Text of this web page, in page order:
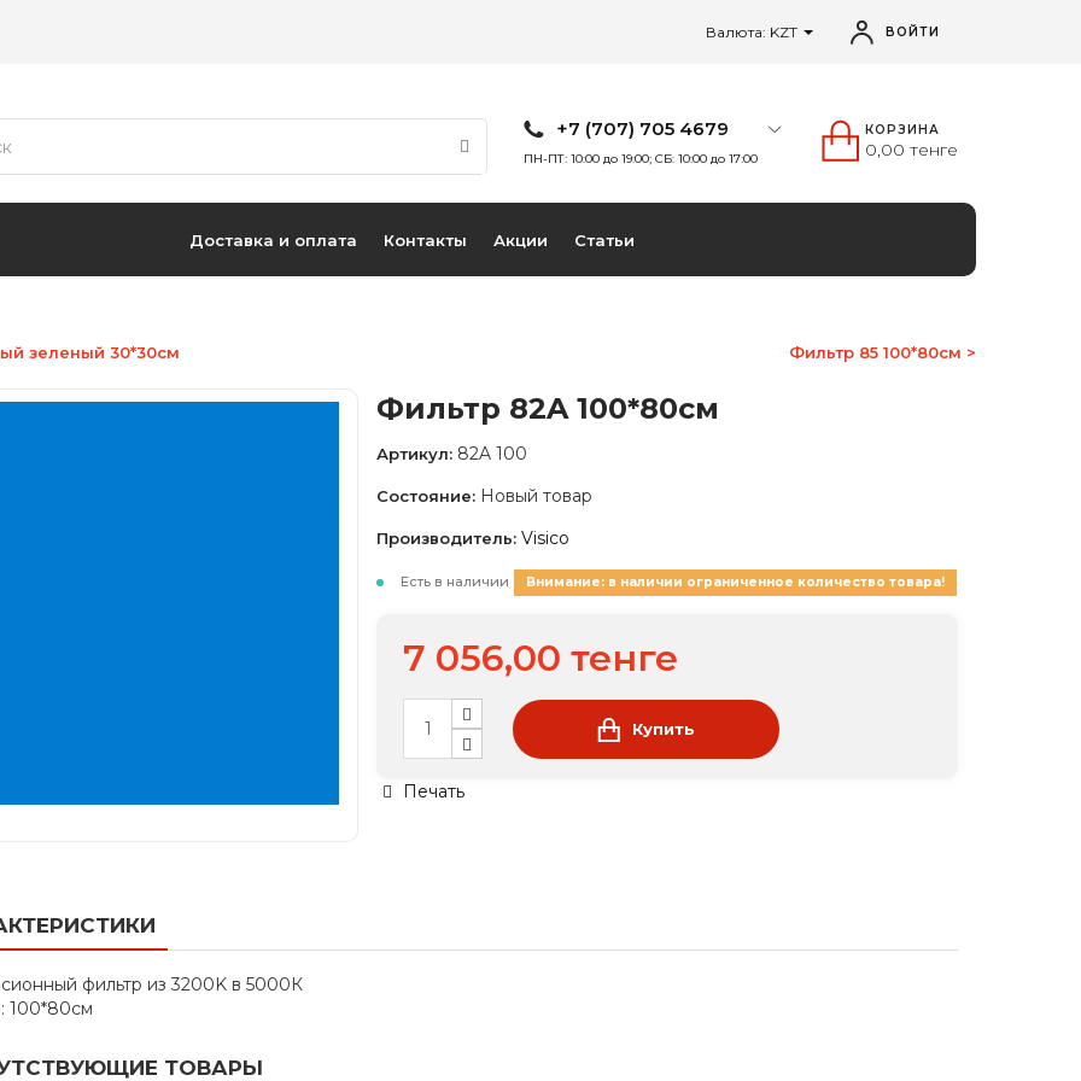
Валюта: KZT ВОЙТИ
+7 (707) 705 4679
ПН-ПТ: 10:00 до 19:00; СБ: 10:00 до 17:00
КОРЗИНА
0,00 тенге
Доставка и оплата Контакты Акции Статьи
зеленый 30*30см Фильтр 85 100*80см >
Фильтр 82A 100*80см
Артикул: 82A 100
Состояние: Новый товар
Производитель: Visico
Есть в наличии Внимание: в наличии ограниченное количество товара!
7 056,00 тенге
Купить
Печать
фильтр из 3200K в 5000К
100*80см
ТОВАРЫ